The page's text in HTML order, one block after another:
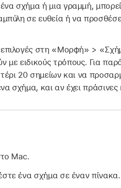
σχήμα ή μια γραμμή,
σε ευθεία ή να
επιλογές στη «Μορφή» >
ειδικούς τρόπους. Για
20 σημείων και να
σχήμα, και αν έχει
Mac.
ένα σχήμα σε έναν πίνακα.